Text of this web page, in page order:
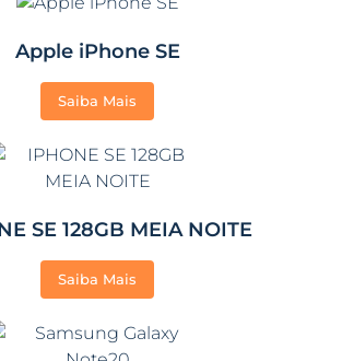
Apple iPhone SE
Saiba Mais
SE 128GB MEIA NOITE
Saiba Mais